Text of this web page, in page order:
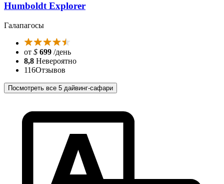
Humboldt Explorer
Галапагосы
от $ 699 /день
8,8 Невероятно
116Отзывов
Посмотреть все 5 дайвинг-сафари